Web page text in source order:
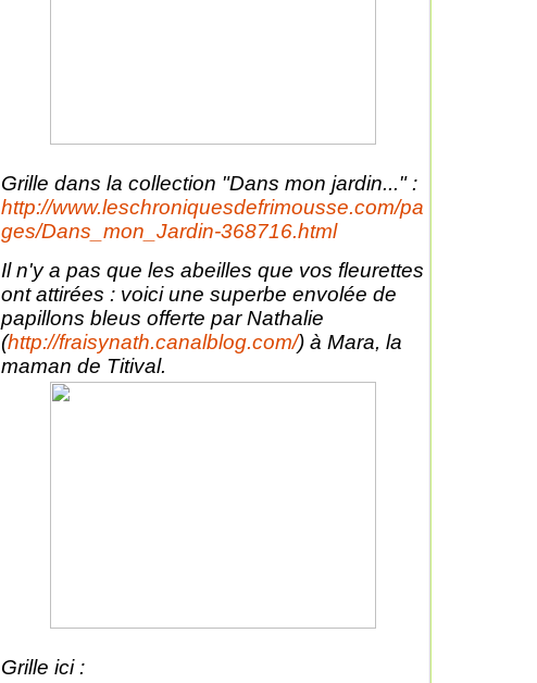
Grille dans la collection "Dans mon jardin..." :
http://www.leschroniquesdefrimousse.com/pa
ges/Dans_mon_Jardin-368716.html
Il n'y a pas que les abeilles que vos fleurettes
ont attirées : voici une superbe envolée de
papillons bleus offerte par Nathalie
(http://fraisynath.canalblog.com/) à Mara, la
maman de Titival.
Grille ici :